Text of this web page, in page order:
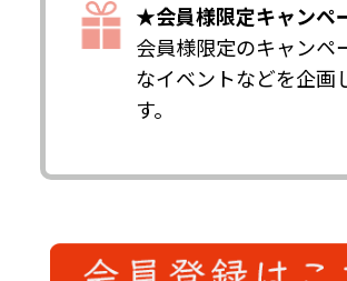
★会員様限定キャンペ
会員様限定のキャンペ
なイベントなどを企画
す。